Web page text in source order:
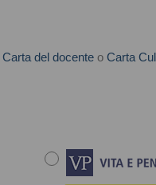
Carta del docente o Carta